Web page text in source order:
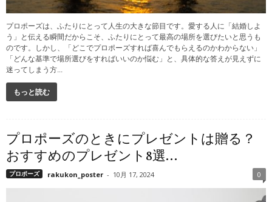
プロポーズは、ふたりにとって人生の大きな節目です。愛する人に「結婚しよ
う」と伝える瞬間だからこそ、ふたりにとって最高の場所を選びたいと思うも
のです。しかし、「どこでプロポーズすれば喜んでもらえるのかわからない」
「どんな基準で場所選びをすればいいのか悩む」と、具体的な答えが見えずに
迷ってしまう方...
もっと読む
プロポーズのときにプレゼントは贈る？
おすすめのプレゼント8選...
プロポーズ rakukon_poster - 10月 17, 2024 0